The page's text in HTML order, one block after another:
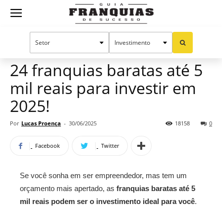
Guia
Oportunidades e tendências
24 franquias baratas até 5
mil reais para investir em
2025!
Por Lucas Proença - 30/06/2025 0
18158
Facebook Twitter
Se você sonha em ser empreendedor, mas tem um
orçamento mais apertado, as franquias baratas até 5
mil reais podem ser o investimento ideal para você.